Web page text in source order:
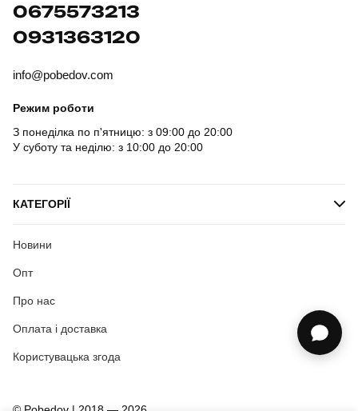
0675573213
0931363120
info@pobedov.com
Режим роботи
З понеділка по п'ятницю: з 09:00 до 20:00
У суботу та неділю: з 10:00 до 20:00
КАТЕГОРІЇ
Новини
Опт
Про нас
Оплата і доставка
Користувацька згода